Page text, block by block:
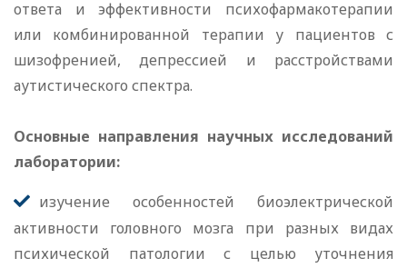
ответа и эффективности психофармакотерапии
или комбинированной терапии у пациентов с
шизофренией, депрессией и расстройствами
аутистического спектра.
Основные направления научных исследований
лаборатории:
изучение особенностей биоэлектрической
активности головного мозга при разных видах
психической патологии с целью уточнения